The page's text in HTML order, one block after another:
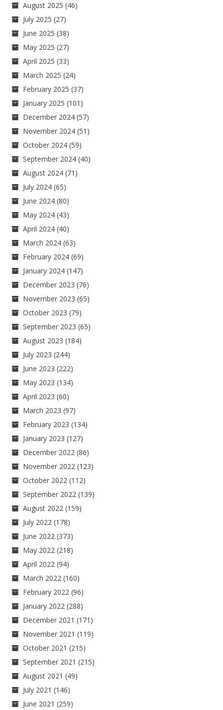
August 2025 (46)
July 2025 (27)
June 2025 (38)
May 2025 (27)
April 2025 (33)
March 2025 (24)
February 2025 (37)
January 2025 (101)
December 2024 (57)
November 2024 (51)
October 2024 (59)
September 2024 (40)
August 2024 (71)
July 2024 (65)
June 2024 (80)
May 2024 (43)
April 2024 (40)
March 2024 (63)
February 2024 (69)
January 2024 (147)
December 2023 (76)
November 2023 (65)
October 2023 (79)
September 2023 (65)
August 2023 (184)
July 2023 (244)
June 2023 (222)
May 2023 (134)
April 2023 (60)
March 2023 (97)
February 2023 (134)
January 2023 (127)
December 2022 (86)
November 2022 (123)
October 2022 (112)
September 2022 (139)
August 2022 (159)
July 2022 (178)
June 2022 (373)
May 2022 (218)
April 2022 (94)
March 2022 (160)
February 2022 (96)
January 2022 (288)
December 2021 (171)
November 2021 (119)
October 2021 (215)
September 2021 (215)
August 2021 (49)
July 2021 (146)
June 2021 (259)